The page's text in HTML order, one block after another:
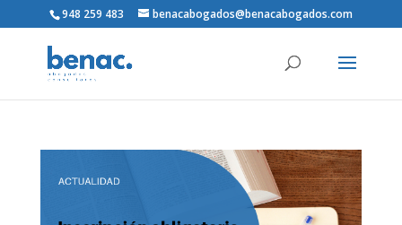
948 259 483 benacabogados@benacabogados.com